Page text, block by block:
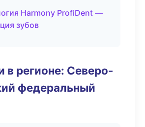
Harmony ProfiDent —
зубов
в регионе: Северо-
федеральный